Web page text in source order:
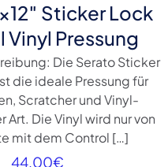
Sticker Lock
Pressung
Die Serato Sticker
die ideale Pressung für
Scratcher und Vinyl-
Art. Die Vinyl wird nur von
mit dem Control […]
44,00€